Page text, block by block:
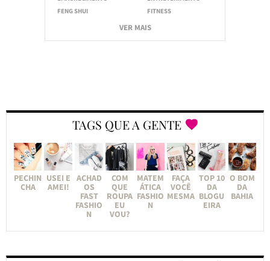
FENG SHUI
FITNESS
VER MAIS
TAGS QUE A GENTE
PECHIN
CHA
USEI E
AMEI!
ACHAD
OS
FAST
FASHIO
N
COM
QUE
ROUPA
EU
VOU?
MATEM
ÁTICA
FASHIO
N
FAÇA
VOCÊ
MESMA
TOP 10
DA
BLOGU
EIRA
O BOM
DA
BAHIA